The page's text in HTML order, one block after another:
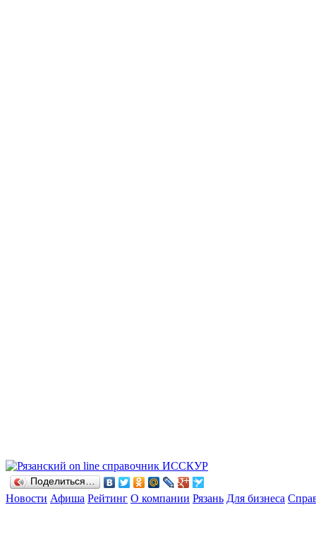
Поделиться…
Новости Афиша Рейтинг О компании Рязань Для бизнеса